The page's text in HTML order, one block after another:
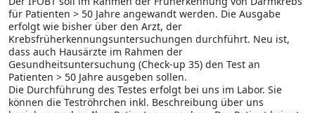
für Patienten > 50 Jahre angewandt werden. Die Ausgabe
erfolgt wie bisher über den Arzt, der
Krebsfrüherkennungsuntersuchungen durchführt. Neu ist,
dass auch Hausärzte im Rahmen der
Gesundheitsuntersuchung (Check-up 35) den Test an
Patienten > 50 Jahre ausgeben sollen.
Die Durchführung des Testes erfolgt bei uns im Labor. Sie
können die Teströhrchen inkl. Beschreibung über uns